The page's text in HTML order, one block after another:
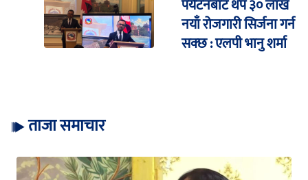
पर्यटनबाट थप ३० लाख
नयाँ रोजगारी सिर्जना गर्न
सक्छ : एलपी भानु शर्मा
ताजा समाचार